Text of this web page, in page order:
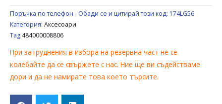
Поръчка по телефон - Обади се и цитирай този код: 174LG56
Категория: Аксесоари
Tag484000008806
При затруднения в избора на резервна част не се
колебайте да се свържете с нас. Ние ще ви съдействаме
дори и да не намирате това което търсите.